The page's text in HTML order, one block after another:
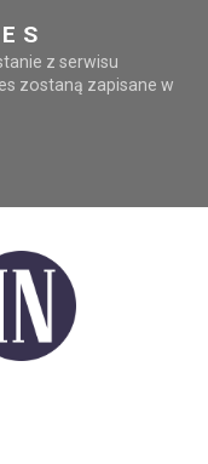
z serwisu
zostaną zapisane w